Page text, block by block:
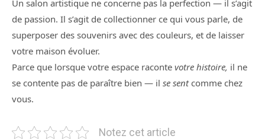
Un salon artistique ne concerne pas la perfection — il s’agit
de passion. Il s’agit de collectionner ce qui vous parle, de
superposer des souvenirs avec des couleurs, et de laisser
votre maison évoluer.
Parce que lorsque votre espace raconte votre histoire, il ne
se contente pas de paraître bien — il se sentcomme chez
vous.
Notez cet article